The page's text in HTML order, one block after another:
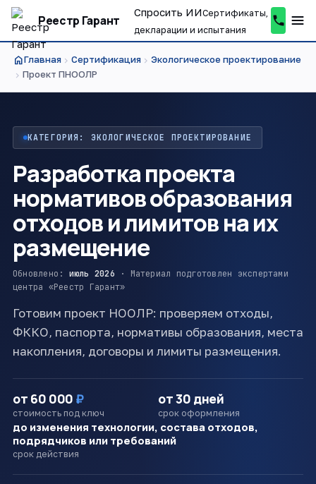
Реестр Гарант
Спросить ИИСертификаты,
декларации и испытания
homeГлавная chevron_right Сертификация chevron_right Экологическое проектирование
chevron_right Проект ПНООЛР
КАТЕГОРИЯ: ЭКОЛОГИЧЕСКОЕ ПРОЕКТИРОВАНИЕ
Разработка проекта
нормативов образования
отходов и лимитов на их
размещение
Обновлено: июль 2026 · Материал подготовлен экспертами
центра «Реестр Гарант»
Готовим проект НООЛР: проверяем отходы,
ФККО, паспорта, нормативы образования, места
накопления, договоры и лимиты размещения.
от 60 000 ₽
стоимость под ключ
от 30 дней
срок оформления
до изменения технологии, состава отходов,
подрядчиков или требований
срок действия